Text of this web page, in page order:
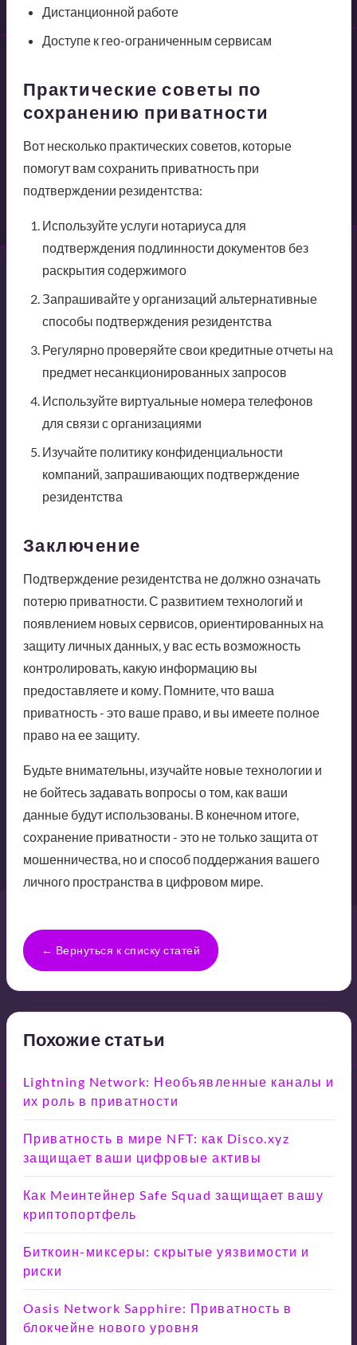
Дистанционной работе
Доступе к гео-ограниченным сервисам
Практические советы по
сохранению приватности
Вот несколько практических советов, которые
помогут вам сохранить приватность при
подтверждении резидентства:
Используйте услуги нотариуса для
подтверждения подлинности документов без
раскрытия содержимого
Запрашивайте у организаций альтернативные
способы подтверждения резидентства
Регулярно проверяйте свои кредитные отчеты на
предмет несанкционированных запросов
Используйте виртуальные номера телефонов
для связи с организациями
Изучайте политику конфиденциальности
компаний, запрашивающих подтверждение
резидентства
Заключение
Подтверждение резидентства не должно означать
потерю приватности. С развитием технологий и
появлением новых сервисов, ориентированных на
защиту личных данных, у вас есть возможность
контролировать, какую информацию вы
предоставляете и кому. Помните, что ваша
приватность - это ваше право, и вы имеете полное
право на ее защиту.
Будьте внимательны, изучайте новые технологии и
не бойтесь задавать вопросы о том, как ваши
данные будут использованы. В конечном итоге,
сохранение приватности - это не только защита от
мошенничества, но и способ поддержания вашего
личного пространства в цифровом мире.
← Вернуться к списку статей
Похожие статьи
Lightning Network: Необъявленные каналы и
их роль в приватности
Приватность в мире NFT: как Disco.xyz
защищает ваши цифровые активы
Как Meинтейнер Safe Squad защищает вашу
криптопортфель
Биткоин-миксеры: скрытые уязвимости и
риски
Oasis Network Sapphire: Приватность в
блокчейне нового уровня